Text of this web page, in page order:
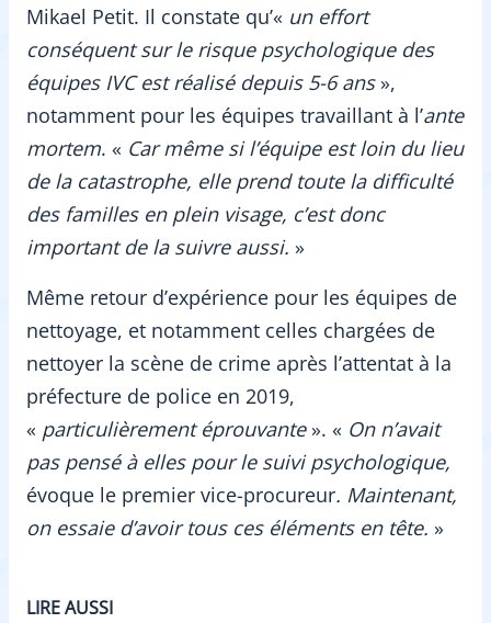
Mikael Petit. Il constate qu’« un effort
conséquent sur le risque psychologique des
équipes IVC est réalisé depuis 5-6 ans »,
notamment pour les équipes travaillant à l’ante
mortem. « Car même si l’équipe est loin du lieu
de la catastrophe, elle prend toute la difficulté
des familles en plein visage, c’est donc
important de la suivre aussi. »
Même retour d’expérience pour les équipes de
nettoyage, et notamment celles chargées de
nettoyer la scène de crime après l’attentat à la
préfecture de police en 2019,
« particulièrement éprouvante ». « On n’avait
pas pensé à elles pour le suivi psychologique,
évoque le premier vice-procureur. Maintenant,
on essaie d’avoir tous ces éléments en tête. »
LIRE AUSSI